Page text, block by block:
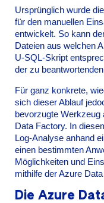
Ursprünglich wurde
für den manuellen
entwickelt. So kann
Dateien aus welchen
U-SQL-Skript
der zu
Für ganz konkrete,
sich dieser Ablauf
bevorzugte Werkzeug
Data Factory. In
Log-Analyse anhand
einen bestimmten
Möglichkeiten und
mithilfe der Azure
Die Azure